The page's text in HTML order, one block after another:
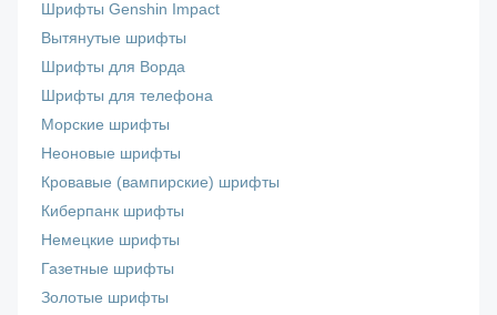
Шрифты Genshin Impact
Вытянутые шрифты
Шрифты для Ворда
Шрифты для телефона
Морские шрифты
Неоновые шрифты
Кровавые (вампирские) шрифты
Киберпанк шрифты
Немецкие шрифты
Газетные шрифты
Золотые шрифты